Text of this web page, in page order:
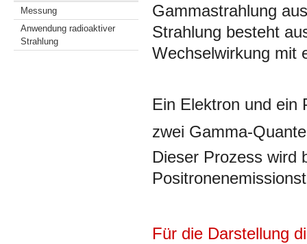
Messung
Anwendung radioaktiver
Strahlung
Gammastrahlung
Strahlung besteht
Wechselwirkung mit
Ein Elektron und ein
zwei Gamma-
Dieser Prozess wird
Für die Darstellung